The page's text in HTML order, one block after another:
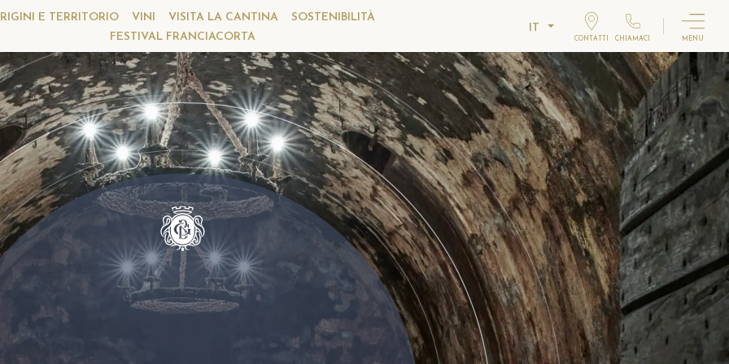
E TERRITORIO VINI VISITA LA CANTINA
SOSTENIBILITÀ
FESTIVAL FRANCIACORTA
IT
CONTATTI CHIAMACI MENU